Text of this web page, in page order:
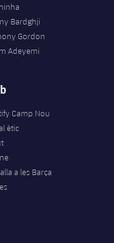
Bardghji
Gordon
Adeyemi
Camp Nou
ètic
a les Barça